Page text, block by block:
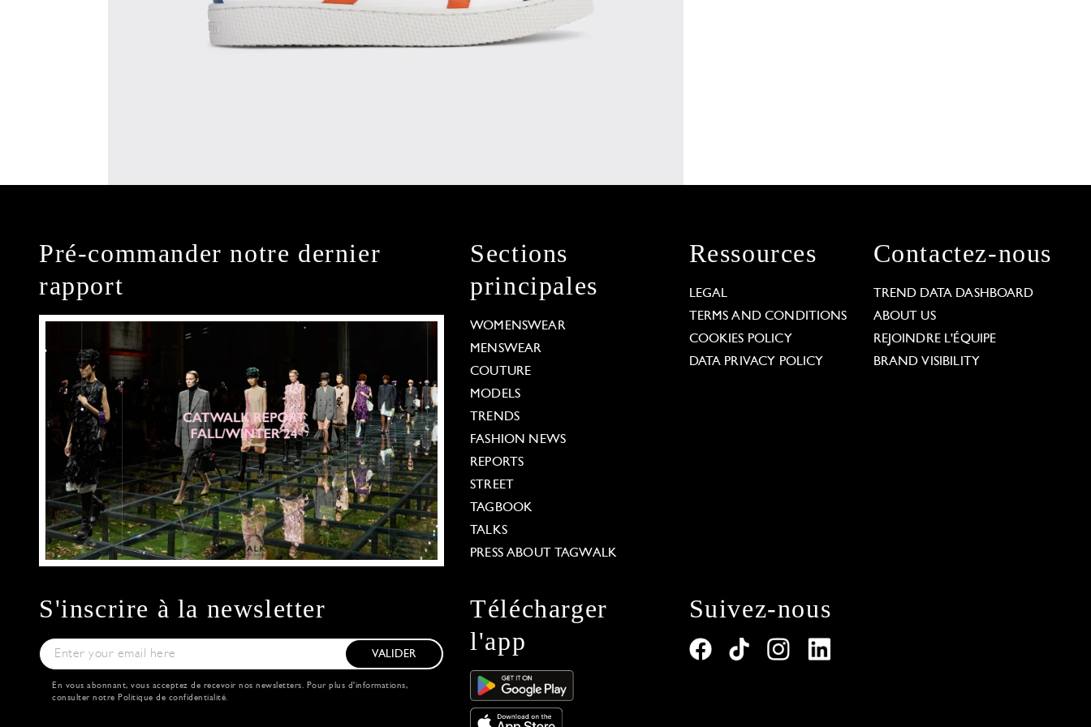
Pré-commander notre dernier
rapport
Sections
principales
WOMENSWEAR
MENSWEAR
COUTURE
MODELS
TRENDS
FASHION NEWS
REPORTS
STREET
TAGBOOK
TALKS
PRESS ABOUT TAGWALK
Ressources
LEGAL
TERMS AND CONDITIONS
COOKIES POLICY
DATA PRIVACY POLICY
Contactez-nous
TREND DATA DASHBOARD
ABOUT US
REJOINDRE L'ÉQUIPE
BRAND VISIBILITY
S'inscrire à la newsletter
VALIDER
En vous abonnant, vous acceptez de recevoir nos newsletters. Pour plus d'informations,
consulter notre Politique de confidentialité.
Télécharger
l'app
Suivez-nous